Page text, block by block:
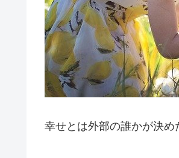
幸せとは外部の誰かが決め